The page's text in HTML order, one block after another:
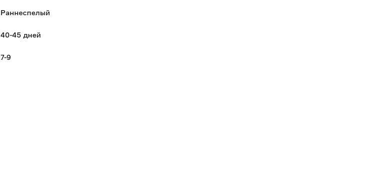
Раннеспелый
40-45 дней
7-9